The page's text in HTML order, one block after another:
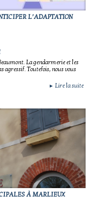
L’ADAPTATION
La gendarmerie et les
agressif. Toutefois, nous vous
► Lire la suite
À MARLIEUX